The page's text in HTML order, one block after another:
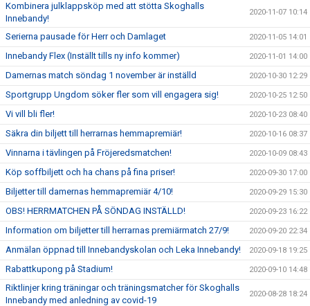
Kombinera julklappsköp med att stötta Skoghalls
Innebandy!
2020-11-07 10:14
Serierna pausade för Herr och Damlaget 2020-11-05 14:01
Innebandy Flex (Inställt tills ny info kommer) 2020-11-01 14:00
Damernas match söndag 1 november är inställd 2020-10-30 12:29
Sportgrupp Ungdom söker fler som vill engagera sig! 2020-10-25 12:50
Vi vill bli fler! 2020-10-23 08:40
Säkra din biljett till herrarnas hemmapremiär! 2020-10-16 08:37
Vinnarna i tävlingen på Fröjeredsmatchen! 2020-10-09 08:43
Köp soffbiljett och ha chans på fina priser! 2020-09-30 17:00
Biljetter till damernas hemmapremiär 4/10! 2020-09-29 15:30
OBS! HERRMATCHEN PÅ SÖNDAG INSTÄLLD! 2020-09-23 16:22
Information om biljetter till herrarnas premiärmatch 27/9! 2020-09-20 22:34
Anmälan öppnad till Innebandyskolan och Leka Innebandy! 2020-09-18 19:25
Rabattkupong på Stadium! 2020-09-10 14:48
Riktlinjer kring träningar och träningsmatcher för Skoghalls
Innebandy med anledning av covid-19
2020-08-28 18:24